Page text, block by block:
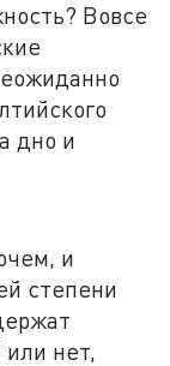
Вовсе
дно и
и
степени
нет,